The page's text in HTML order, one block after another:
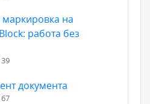
на
работа без
39
документа
67